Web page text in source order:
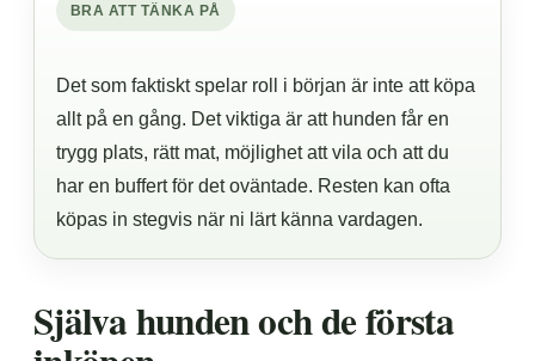
BRA ATT TÄNKA PÅ
Det som faktiskt spelar roll i början är inte att köpa
allt på en gång. Det viktiga är att hunden får en
trygg plats, rätt mat, möjlighet att vila och att du
har en buffert för det oväntade. Resten kan ofta
köpas in stegvis när ni lärt känna vardagen.
Själva hunden och de första